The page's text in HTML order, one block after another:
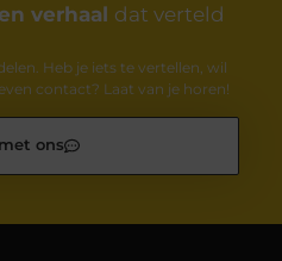
verhaal dat verteld
Heb je iets te vertellen, wil
contact? Laat van je horen!
ons